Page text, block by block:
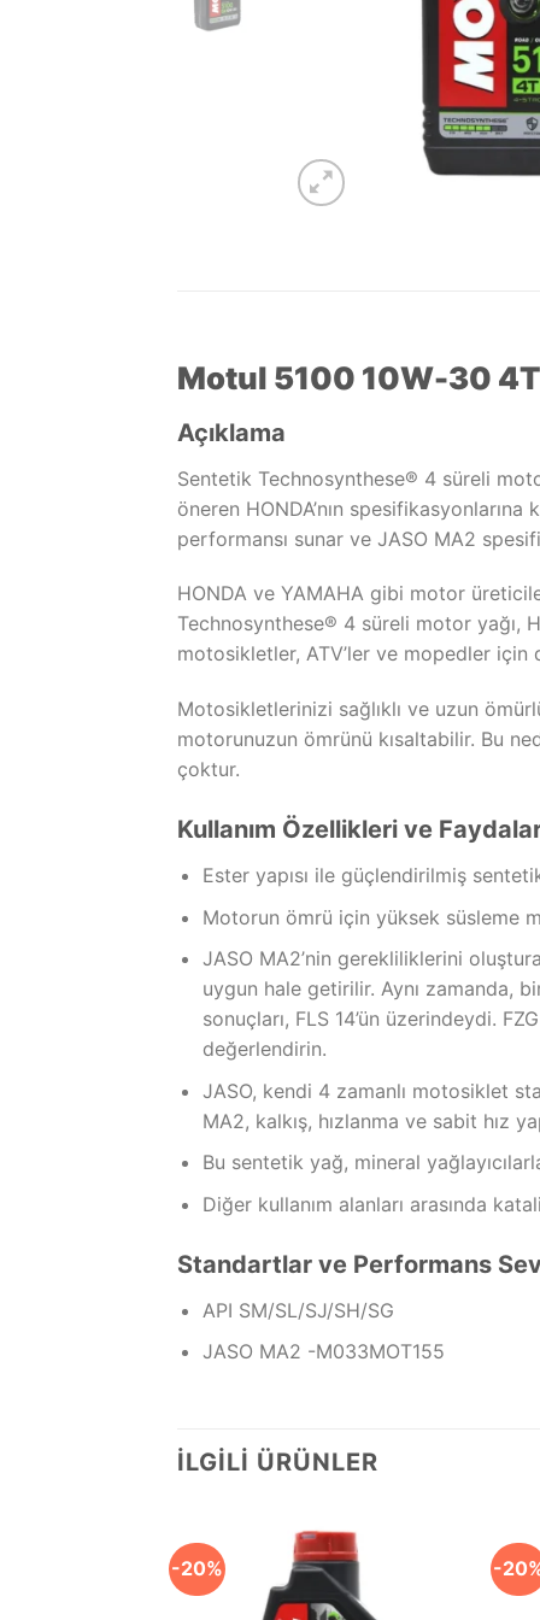
Motul 5100 10W-30
Açıklama
Sentetik Technosynthese® 4 süreli
öneren HONDA’nın
performansı sunar ve JASO MA2
HONDA ve YAMAHA gibi motor
Technosynthese® 4 süreli motor yağı,
motosikletler, ATV’ler ve mopedler için
Motosikletlerinizi sağlıklı ve uzun
motorunuzun ömrünü kısaltabilir. Bu
çoktur.
Kullanım Özellikleri ve
Ester yapısı ile güçlendirilmiş
Motorun ömrü için yüksek süsleme
JASO MA2’nin gerekliliklerini
uygun hale getirilir. Aynı zamanda,
sonuçları, FLS 14’ün üzerindeydi.
değerlendirin.
JASO, kendi 4 zamanlı motosiklet
MA2, kalkış, hızlanma ve sabit hız
Bu sentetik yağ, mineral
Diğer kullanım alanları arasında
Standartlar ve Performans
API SM/SL/SJ/SH/SG
JASO MA2 -M033MOT155
İLGILI ÜRÜNLER
-20% -